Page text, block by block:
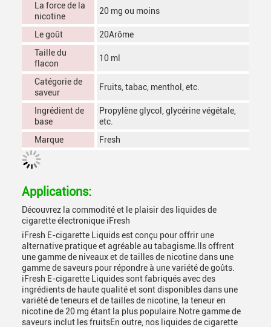
La force de la
nicotine
20 mg ou moins
Le goût
20Arôme
Taille du
flacon
10 ml
Catégorie de
saveur
Fruits, tabac, menthol, etc.
Ingrédient de
base
Propylène glycol, glycérine végétale,
etc.
Marque
Fresh
Applications:
Découvrez la commodité et le plaisir des liquides de
cigarette électronique iFresh
iFresh E-cigarette Liquids est conçu pour offrir une
alternative pratique et agréable au tabagisme.Ils offrent
une gamme de niveaux et de tailles de nicotine dans une
gamme de saveurs pour répondre à une variété de goûts.
iFresh E-cigarette Liquides sont fabriqués avec des
ingrédients de haute qualité et sont disponibles dans une
variété de teneurs et de tailles de nicotine, la teneur en
nicotine de 20 mg étant la plus populaire.Notre gamme de
saveurs inclut les fruitsEn outre, nos liquides de cigarette